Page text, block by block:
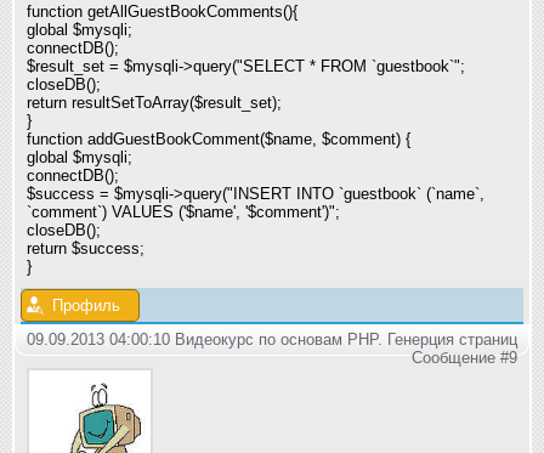
function getAllGuestBookComments(){
global $mysqli;
connectDB();
$result_set = $mysqli->query("SELECT * FROM `guestbook`";
closeDB();
return resultSetToArray($result_set);
}
function addGuestBookComment($name, $comment) {
global $mysqli;
connectDB();
$success = $mysqli->query("INSERT INTO `guestbook` (`name`,
`comment`) VALUES ('$name', '$comment')";
closeDB();
return $success;
}
Профиль
09.09.2013 04:00:10 Видеокурс по основам PHP. Генерция страниц
Сообщение #9